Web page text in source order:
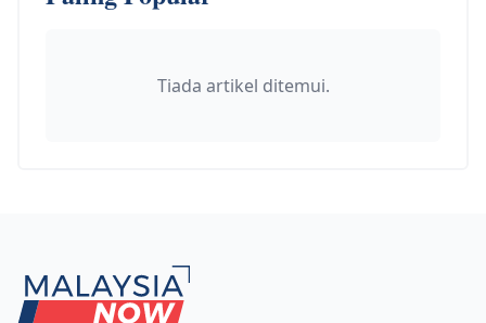
Tiada artikel ditemui.